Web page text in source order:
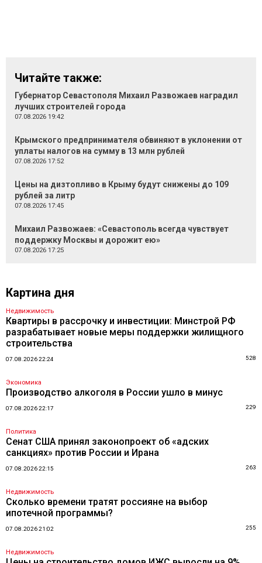
Читайте также:
Губернатор Севастополя Михаил Развожаев наградил
лучших строителей города
07.08.2026 19:42
Крымского предпринимателя обвиняют в уклонении от
уплаты налогов на сумму в 13 млн рублей
07.08.2026 17:52
Цены на дизтопливо в Крыму будут снижены до 109
рублей за литр
07.08.2026 17:45
Михаил Развожаев: «Севастополь всегда чувствует
поддержку Москвы и дорожит ею»
07.08.2026 17:25
Картина дня
Недвижимость
Квартиры в рассрочку и инвестиции: Минстрой РФ
разрабатывает новые меры поддержки жилищного
строительства
07.08.2026 22:24 528
Экономика
Производство алкоголя в России ушло в минус
07.08.2026 22:17 229
Политика
Сенат США принял законопроект об «адских
санкциях» против России и Ирана
07.08.2026 22:15 263
Недвижимость
Сколько времени тратят россияне на выбор
ипотечной программы?
07.08.2026 21:02 255
Недвижимость